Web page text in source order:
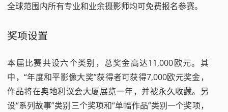
全球范围内所有专业和业余摄影师均可免费报名参赛。
奖项设置
本届比赛共设六个类别，总奖金高达11,000欧元。其
中，“年度和平影像大奖”获得者可获得7,000欧元奖金，
作品将在奥地利议会大厦展览一年，并被永久收藏。另
设“系列故事”类别三个奖项和“单幅作品”类别一个奖项，